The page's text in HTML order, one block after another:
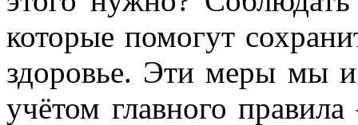
которые помогут
здоровье. Эти меры мы и
учётом главного